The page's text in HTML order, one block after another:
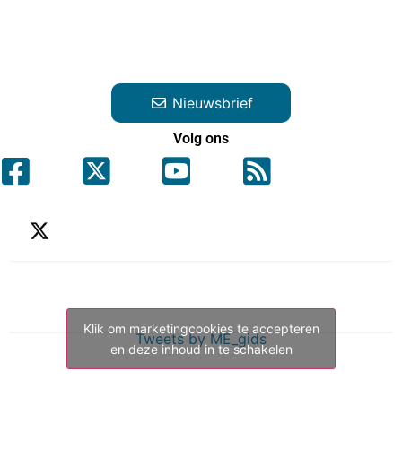
Nieuwsbrief
Volg ons
Tweets by ME_gids
Klik om marketingcookies te accepteren
en deze inhoud in te schakelen